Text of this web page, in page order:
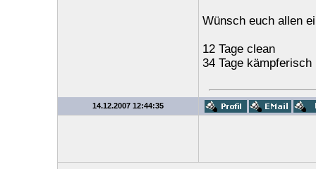
Wünsch euch allen
12 Tage clean
34 Tage kämpferisch
14.12.2007 12:44:35